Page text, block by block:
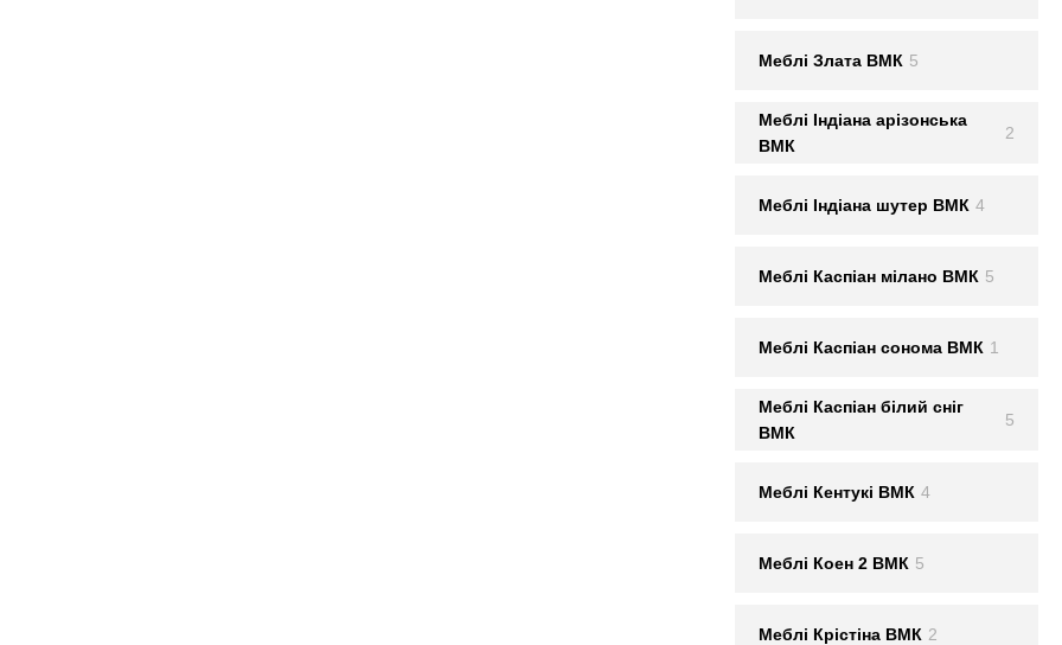
Меблi Злата ВМК 5
Меблi Iндiана арiзонська
ВМК
2
Меблi Iндiана шутер ВМК 4
Меблi Каспiан мiлано ВМК 5
Меблi Каспiан сонома ВМК 1
Меблi Каспiан білий сніг
ВМК
5
Меблi Кентукi ВМК 4
Меблi Коен 2 ВМК 5
Меблi Крістіна ВМК 2